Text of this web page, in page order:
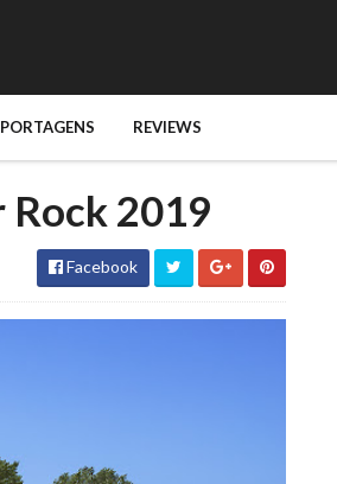
REVIEWS
Rock 2019
Facebook